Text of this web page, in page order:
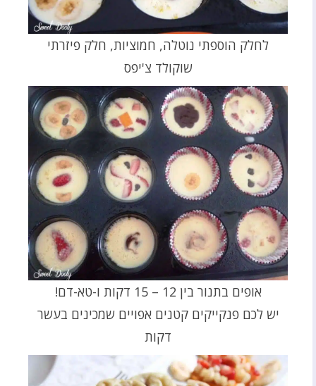
לחלק הוספתי נוטלה, חמוציות, חלק פיזרתי
שוקולד צ'יפס
אופים בתנור בין 12 – 15 דקות ו-טא-דם!
יש לכם פנקייקים קטנים אפויים שמכינים בעשר
דקות